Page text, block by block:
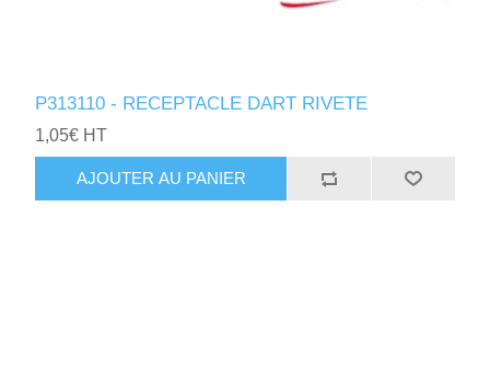
P313110 - RECEPTACLE DART RIVETE
1,05€ HT
AJOUTER AU PANIER